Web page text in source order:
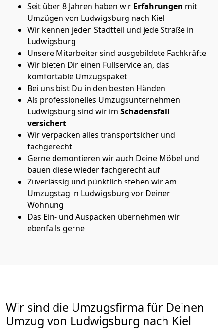
Seit über 8 Jahren haben wir Erfahrungen mit
Umzügen von Ludwigsburg nach Kiel
Wir kennen jeden Stadtteil und jede Straße in
Ludwigsburg
Unsere Mitarbeiter sind ausgebildete Fachkräfte
Wir bieten Dir einen Fullservice an, das
komfortable Umzugspaket
Bei uns bist Du in den besten Händen
Als professionelles Umzugsunternehmen
Ludwigsburg sind wir im Schadensfall
versichert
Wir verpacken alles transportsicher und
fachgerecht
Gerne demontieren wir auch Deine Möbel und
bauen diese wieder fachgerecht auf
Zuverlässig und pünktlich stehen wir am
Umzugstag in Ludwigsburg vor Deiner
Wohnung
Das Ein- und Auspacken übernehmen wir
ebenfalls gerne
Wir sind die Umzugsfirma für Deinen
Umzug von Ludwigsburg nach Kiel